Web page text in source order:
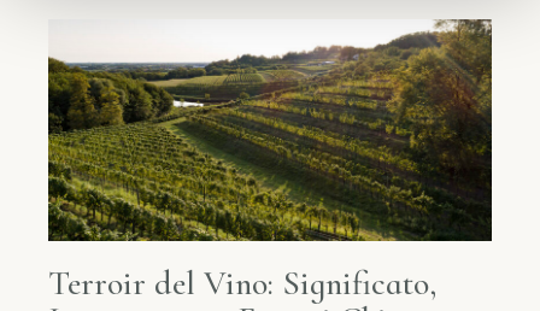
Terroir del Vino: Significato,